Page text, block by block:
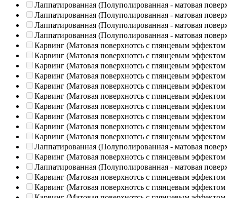
Лаппатированная (Полуполированная - матовая
Лаппатированная (Полуполированная - матовая
Лаппатированная (Полуполированная - матовая
Лаппатированная (Полуполированная - матовая
Карвинг (Матовая поверхнотсь с глянцевым эффектом
Карвинг (Матовая поверхнотсь с глянцевым эффектом
Карвинг (Матовая поверхнотсь с глянцевым эффектом
Карвинг (Матовая поверхнотсь с глянцевым эффектом
Карвинг (Матовая поверхнотсь с глянцевым эффектом
Карвинг (Матовая поверхнотсь с глянцевым эффектом
Карвинг (Матовая поверхнотсь с глянцевым эффектом
Карвинг (Матовая поверхнотсь с глянцевым эффектом
Карвинг (Матовая поверхнотсь с глянцевым эффектом
Карвинг (Матовая поверхнотсь с глянцевым эффектом
Лаппатированная (Полуполированная - матовая
Карвинг (Матовая поверхнотсь с глянцевым эффектом
Лаппатированная (Полуполированная - матовая
Карвинг (Матовая поверхнотсь с глянцевым эффектом
Карвинг (Матовая поверхнотсь с глянцевым эффектом